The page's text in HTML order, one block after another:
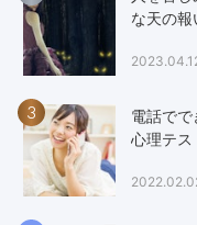
な天の報
3
電話で
心理テス